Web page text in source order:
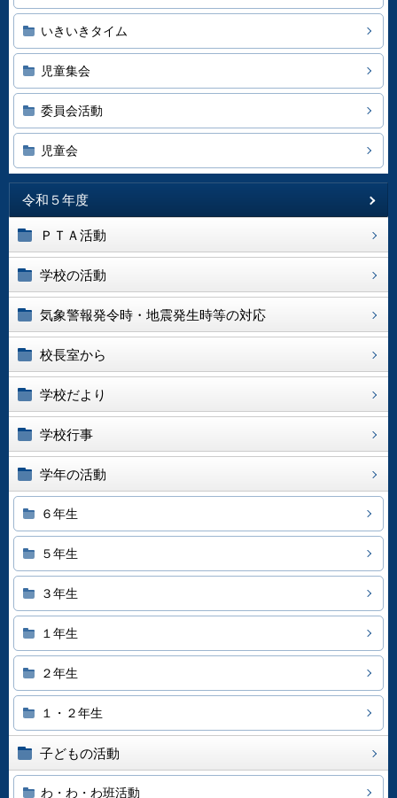
いきいきタイム
児童集会
委員会活動
児童会
令和５年度
ＰＴＡ活動
学校の活動
気象警報発令時・地震発生時等の対応
校長室から
学校だより
学校行事
学年の活動
６年生
５年生
３年生
１年生
２年生
１・２年生
子どもの活動
わ・わ・わ班活動